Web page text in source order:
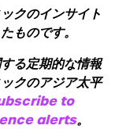
クのインサイト
ものです。
る定期的な情報
クのアジア太平
to
alerts。